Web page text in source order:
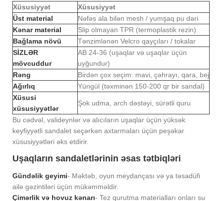
Xüsusiyyət
Xüsusiyyət
Üst material
Nəfəs ala bilən mesh / yumşaq pu dəri
Kənar material
Slip olmayan TPR (termoplastik rezin)
Bağlama növü
Tənzimlənən Velcro qayçıları / tokalar
SİZLƏR
mövcuddur
AB 24-36 (uşaqlar və uşaqlar üçün
uyğundur)
Rəng
Birdən çox seçim: mavi, çəhrayı, qara, bej
Ağırlıq
Yüngül (təxminən 150-200 qr bir sandal)
Xüsusi
xüsusiyyətlər
Şok udma, arch dəstəyi, sürətli quru
Bu cədvəl, valideynlər və alıcıların uşaqlar üçün yüksək
keyfiyyətli sandalet seçərkən axtarmaları üçün peşəkar
xüsusiyyətləri əks etdirir.
Uşaqların sandaletlərinin əsas tətbiqləri
Gündəlik geyimi- Məktəb, oyun meydançası və ya təsadüfi
ailə gəzintiləri üçün mükəmməldir.
Çimərlik və hovuz kənarı- Tez qurutma materialları onları su